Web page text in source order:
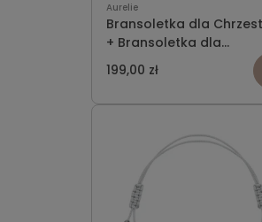
Aurelie
Bransoletka dla
+ Bransoletka dla
Chrzestnego
199,00 zł